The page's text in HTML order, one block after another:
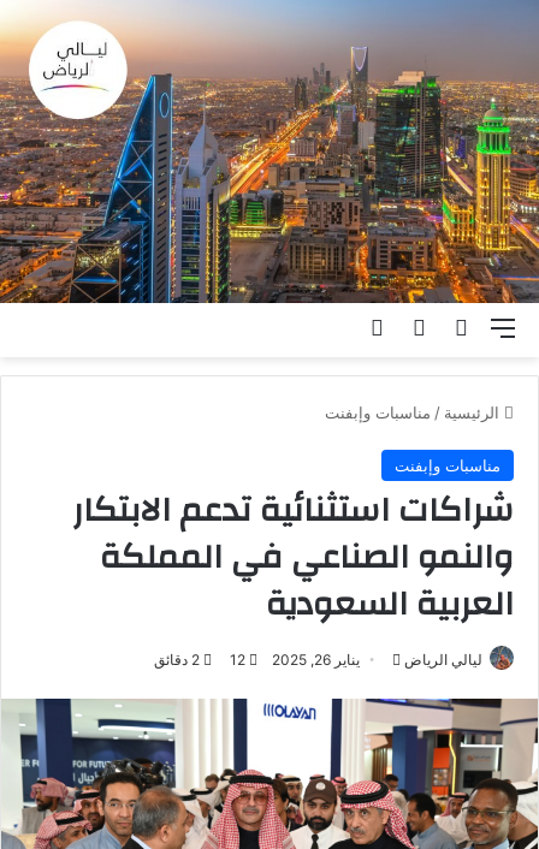
القائمة بحث عنالوضع المظلم
الرئيسية / مناسبات وإبفنت
مناسبات وإبفنت
شراكات استثنائية تدعم الابتكار
والنمو الصناعي في المملكة
العربية السعودية
ليالي الرياض
ل
ب
ر
ي
يناير 26, 2025 12